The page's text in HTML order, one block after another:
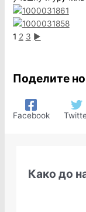
1 2 3 ►
Поделите
Facebook
Како до